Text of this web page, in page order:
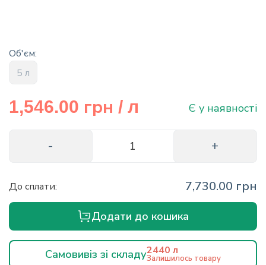
Об'єм:
5 л
1,546.00 грн / л Є у наявності
До сплати: 7,730.00 грн
Додати до кошика
Самовивіз зі складу2440 л
Залишилось товару